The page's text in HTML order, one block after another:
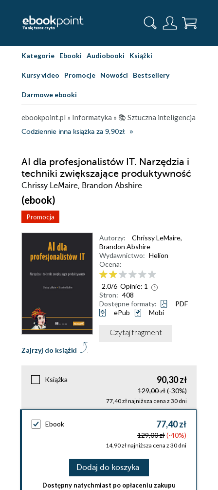
Kategorie Ebooki Audiobooki Książki
Kursy video Promocje Nowości Bestsellery
Darmowe ebooki
ebookpoint.pl » Informatyka » 📚 Sztuczna inteligencja
Codziennie inna książka za 9,90zł
AI dla profesjonalistów IT. Narzędzia i
techniki zwiększające produktywność
Chrissy LeMaire, Brandon Abshire
(ebook)
Promocja
Zajrzyj do książki
Autorzy: Chrissy LeMaire,
Brandon Abshire
Wydawnictwo: Helion
Ocena:
2.0/6 Opinie: 1
Stron: 408
Dostępne formaty:
PDF
ePub
Mobi
Czytaj fragment
Książka 90,30 zł
129,00 zł(-30%)
77,40 zł najniższa cena z 30 dni
Ebook 77,40 zł
129,00 zł(-40%)
14,90 zł najniższa cena z 30 dni
Dodaj do koszyka
Dostępny natychmiast po opłaceniu zakupu